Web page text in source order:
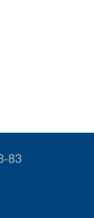
83